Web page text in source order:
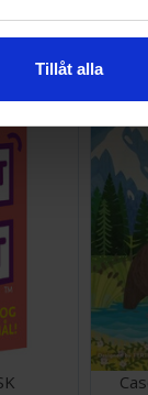
Tillåt alla
I lager:4 248